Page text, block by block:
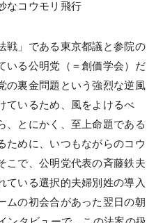
なコウモリ飛行
戦」である東京都議と参院の
いる公明党（＝創価学会）だ
の裏金問題という強烈な逆風
ているため、風をよけるべ
、とにかく、至上命題である
ために、いつもながらのコウ
こで、公明党代表の斉藤鉄夫
ている選択的夫婦別姓の導入
ムの初会合があった翌日の朝